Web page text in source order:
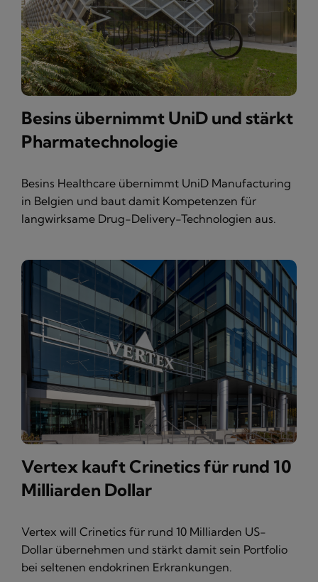
Besins übernimmt UniD und stärkt
Pharmatechnologie
Besins Healthcare übernimmt UniD Manufacturing
in Belgien und baut damit Kompetenzen für
langwirksame Drug-Delivery-Technologien aus.
Vertex kauft Crinetics für rund 10
Milliarden Dollar
Vertex will Crinetics für rund 10 Milliarden US-
Dollar übernehmen und stärkt damit sein Portfolio
bei seltenen endokrinen Erkrankungen.